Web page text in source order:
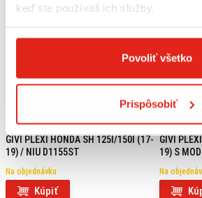
keď ste používali ich služby.
Povoliť všetko
Prispôsobiť
56,95 € s DPH
GIVI PLEXI HONDA SH 125I/150I (17-
19) / NIU D1155ST
Na objednávku
Kúpiť
70,95 € s
GIVI
19) S
Na